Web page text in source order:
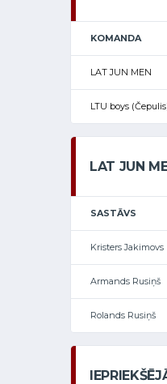
KOMANDA
LAT JUN MEN
LTU boys
LAT JUN
SASTĀVS
Kristers Jakimovs
Armands Rusiņš
Rolands Rusiņš